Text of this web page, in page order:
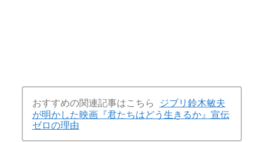
おすすめの関連記事はこちら
ジブリ鈴木敏夫
が明かした映画『君たちはどう生きるか』宣伝
ゼロの理由